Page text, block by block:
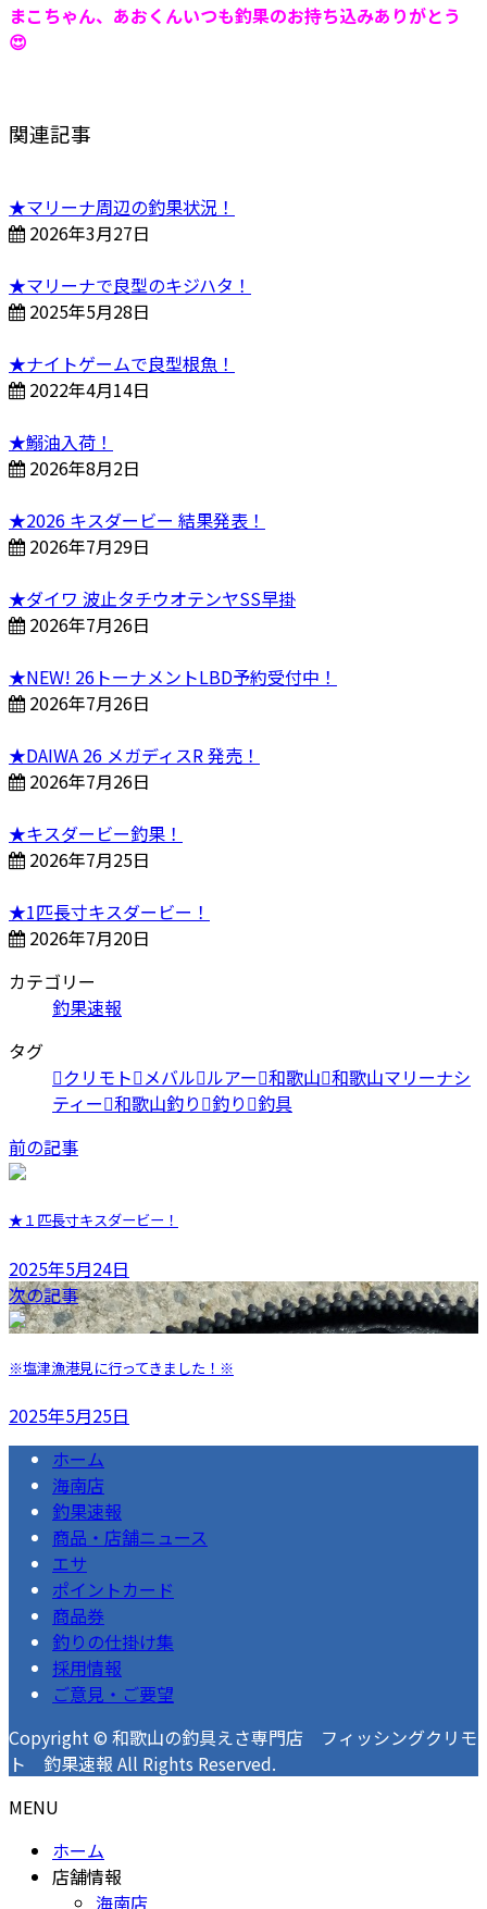
まこちゃん、あおくんいつも釣果のお持ち込みありがとう
😍
関連記事
★マリーナ周辺の釣果状況！
2026年3月27日
★マリーナで良型のキジハタ！
2025年5月28日
★ナイトゲームで良型根魚！
2022年4月14日
★鰯油入荷！
2026年8月2日
★2026 キスダービー 結果発表！
2026年7月29日
★ダイワ 波止タチウオテンヤSS早掛
2026年7月26日
★NEW! 26トーナメントLBD予約受付中！
2026年7月26日
★DAIWA 26 メガディスR 発売！
2026年7月26日
★キスダービー釣果！
2026年7月25日
★1匹長寸キスダービー！
2026年7月20日
カテゴリー
釣果速報
タグ
クリモト メバル ルアー 和歌山 和歌山マリーナシ
ティー 和歌山釣り 釣り 釣具
前の記事
★１匹長寸キスダービー！
2025年5月24日
次の記事
※塩津漁港見に行ってきました！※
2025年5月25日
ホーム
海南店
釣果速報
商品・店舗ニュース
エサ
ポイントカード
商品券
釣りの仕掛け集
採用情報
ご意見・ご要望
Copyright © 和歌山の釣具えさ専門店 フィッシングクリモ
ト 釣果速報 All Rights Reserved.
MENU
ホーム
店舗情報
海南店